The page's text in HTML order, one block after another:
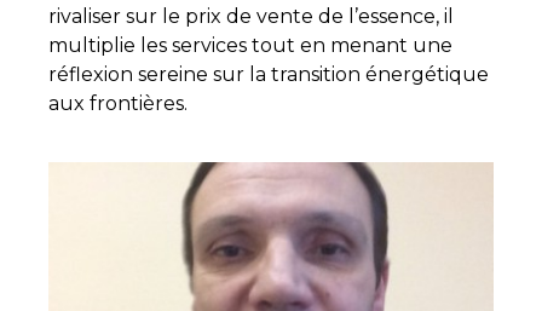
rivaliser sur le prix de vente de l’essence, il
multiplie les services tout en menant une
réflexion sereine sur la transition énergétique
aux frontières.